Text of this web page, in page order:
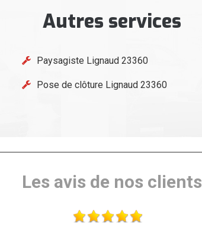
Autres services
Paysagiste Lignaud 23360
Pose de clôture Lignaud 23360
Les avis de nos clients